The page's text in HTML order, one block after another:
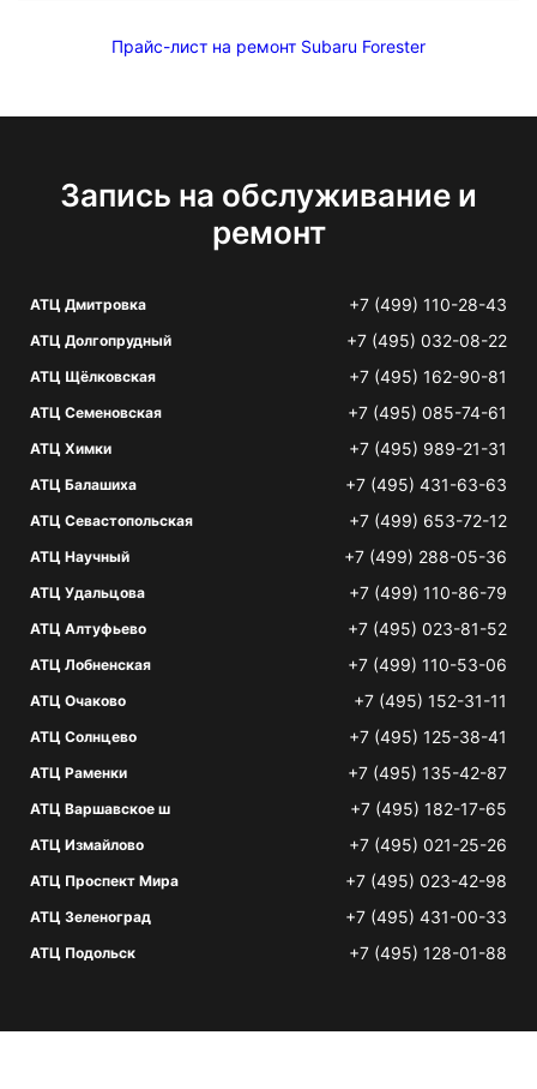
Прайс-лист на ремонт Subaru Forester
Запись на обслуживание и
ремонт
АТЦ Дмитровка +7 (499) 110-28-43
АТЦ Долгопрудный +7 (495) 032-08-22
АТЦ Щёлковская +7 (495) 162-90-81
АТЦ Семеновская +7 (495) 085-74-61
АТЦ Химки +7 (495) 989-21-31
АТЦ Балашиха +7 (495) 431-63-63
АТЦ Севастопольская +7 (499) 653-72-12
АТЦ Научный +7 (499) 288-05-36
АТЦ Удальцова +7 (499) 110-86-79
АТЦ Алтуфьево +7 (495) 023-81-52
АТЦ Лобненская +7 (499) 110-53-06
АТЦ Очаково +7 (495) 152-31-11
АТЦ Солнцево +7 (495) 125-38-41
АТЦ Раменки +7 (495) 135-42-87
АТЦ Варшавское ш +7 (495) 182-17-65
АТЦ Измайлово +7 (495) 021-25-26
АТЦ Проспект Мира +7 (495) 023-42-98
АТЦ Зеленоград +7 (495) 431-00-33
АТЦ Подольск +7 (495) 128-01-88